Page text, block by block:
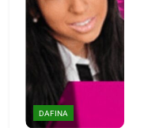
DAFINA
5